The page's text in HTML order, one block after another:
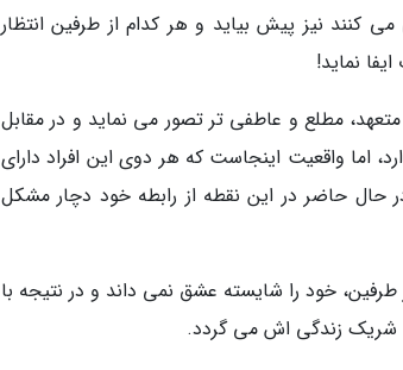
نیز پیش بیاید و هر کدام از طرفین انتظار
نماید!
مطلع و عاطفی تر تصور می نماید و در مقابل
اما واقعیت اینجاست که هر دوی این افراد دارای
حال حاضر در این نقطه از رابطه خود دچار مشکل
طرفین، خود را شایسته عشق نمی داند و در نتیجه با
شریک زندگی اش می گردد.